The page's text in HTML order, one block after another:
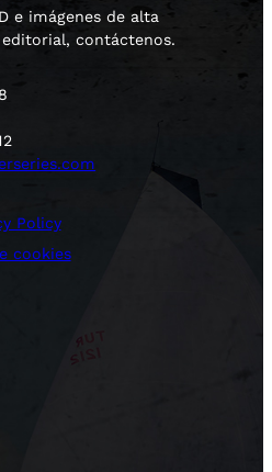
e imágenes de alta
contáctenos.
Policy
cookies